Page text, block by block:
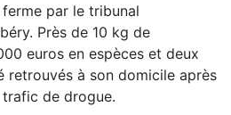
par le tribunal
Près de 10 kg de
euros en espèces et deux
retrouvés à son domicile après
de drogue.